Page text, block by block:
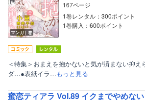
マンガ｜巻
167ページ
1巻レンタル：300ポイント
1巻購入：600ポイント
＜特集＞おまえを抱かないと気が済まない抑え
ダ…●表紙イラ…もっと見る
蜜恋ティアラ Vol.89 イクまでやめない